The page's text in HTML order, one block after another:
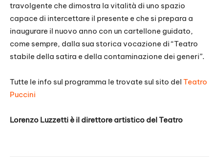
travolgente che dimostra la vitalità di uno spazio
capace di intercettare il presente e che si prepara a
inaugurare il nuovo anno con un cartellone guidato,
come sempre, dalla sua storica vocazione di “Teatro
stabile della satira e della contaminazione dei generi”.
Tutte le info sul programma le trovate sul sito del Teatro
Puccini
Lorenzo Luzzetti è il direttore artistico del Teatro